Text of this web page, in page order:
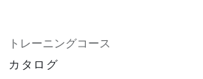
トレーニングコース
カタログ